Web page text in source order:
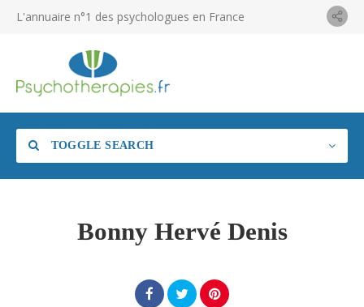
L'annuaire n°1 des psychologues en France
TOGGLE SEARCH
Bonny Hervé Denis